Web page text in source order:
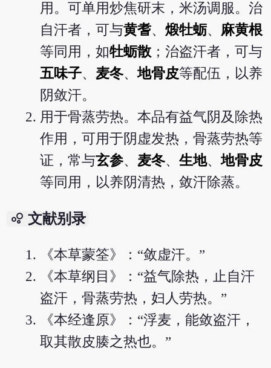
用。可单用炒焦研末，米汤调服。治
自汗者，可与黄耆、煅牡蛎、 麻黄根
等同用，如牡蛎散 ；治盗汗者，可与
五味子、 麦冬、地骨皮等配伍，以养
阴敛汗。
用于骨蒸劳热。本品有益气阴及除热
作用，可用于阴虚发热，骨蒸劳热等
证，常与玄参、 麦冬、生地、地骨皮
等同用，以养阴清热，敛汗除蒸。
bubble_chart 文献别录
《本草蒙筌》：“敛虚汗。”
《本草纲目》：“益气除热，止自汗
盗汗，骨蒸劳热，妇人劳热。”
《本经逢原》：“浮麦，能敛盗汗，
取其散皮腠之热也。”